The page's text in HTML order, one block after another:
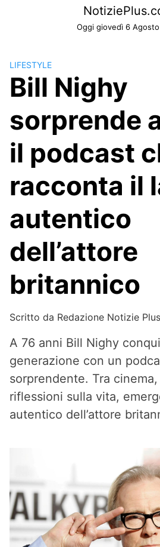
Oggi giovedì 6
LIFESTYLE
Bill Nighy
sorprende
il podcast
racconta il
autentico
dell’attore
britannico
Scritto da Redazione Notizie Plus
A 76 anni Bill Nighy
generazione con un
sorprendente. Tra
riflessioni sulla vita,
autentico dell’attore